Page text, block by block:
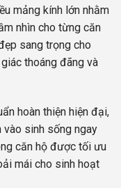
mảng kính lớn nhằm
nhìn cho từng căn
sang trọng cho
thoáng đãng và
hoàn thiện hiện đại,
vào sinh sống ngay
căn hộ được tối ưu
mái cho sinh hoạt